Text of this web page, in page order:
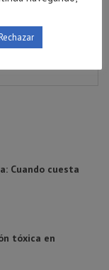
Cuando cuesta
tóxica en